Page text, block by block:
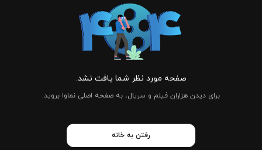
صفحه مورد نظر شما یافت نشد.
برای دیدن هزاران فیلم و سریال، به صفحه اصلی نماوا بروید.
رفتن به خانه